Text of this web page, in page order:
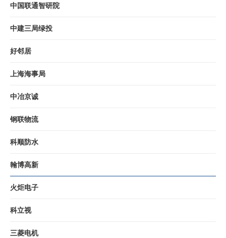
中国联通智研院
中建三局绿投
好邻居
上海海事局
中冶京诚
钢联物流
科顺防水
翰博高新
火炬电子
科立视
三菱电机